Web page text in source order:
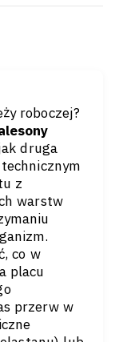
roboczej?
druga
z
warstw
co w
placu
przerw w